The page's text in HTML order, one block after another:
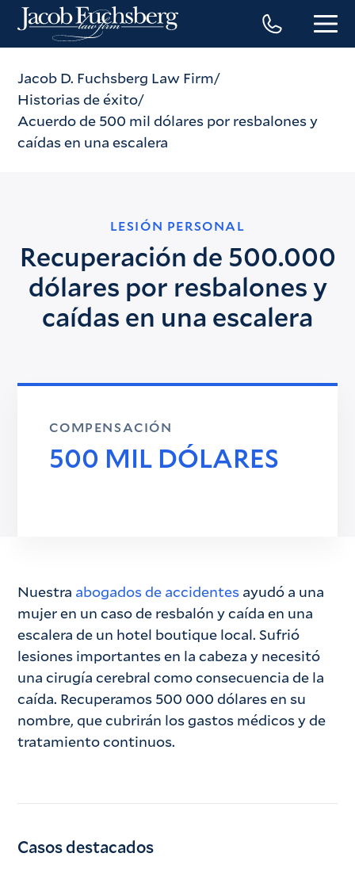
Jacob D. Fuchsberg Law Firm
Historias de éxito
Acuerdo de 500 mil dólares por resbalones y
caídas en una escalera
LESIÓN PERSONAL
Recuperación de 500.000
dólares por resbalones y
caídas en una escalera
COMPENSACIÓN
500 MIL DÓLARES
Nuestra abogados de accidentes ayudó a una
mujer en un caso de resbalón y caída en una
escalera de un hotel boutique local. Sufrió
lesiones importantes en la cabeza y necesitó
una cirugía cerebral como consecuencia de la
caída. Recuperamos 500 000 dólares en su
nombre, que cubrirán los gastos médicos y de
tratamiento continuos.
Casos destacados